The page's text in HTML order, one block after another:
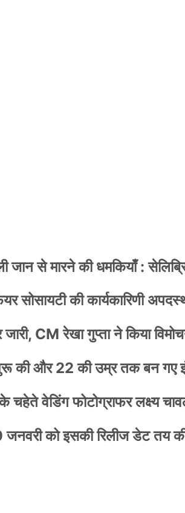
से मारने की धमकियाँ :
की कार्यकारिणी
जारी, CM रेखा गुप्ता ने किया
की और 22 की उम्र तक बन गए
चहेते वेडिंग फोटोग्राफर लक्ष्य
को इसकी रिलीज डेट तय